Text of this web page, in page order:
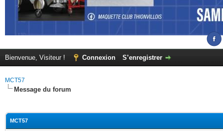
Bienvenue, Visiteur ! Connexion S’enregistrer
MCT57
Message du forum
MCT57